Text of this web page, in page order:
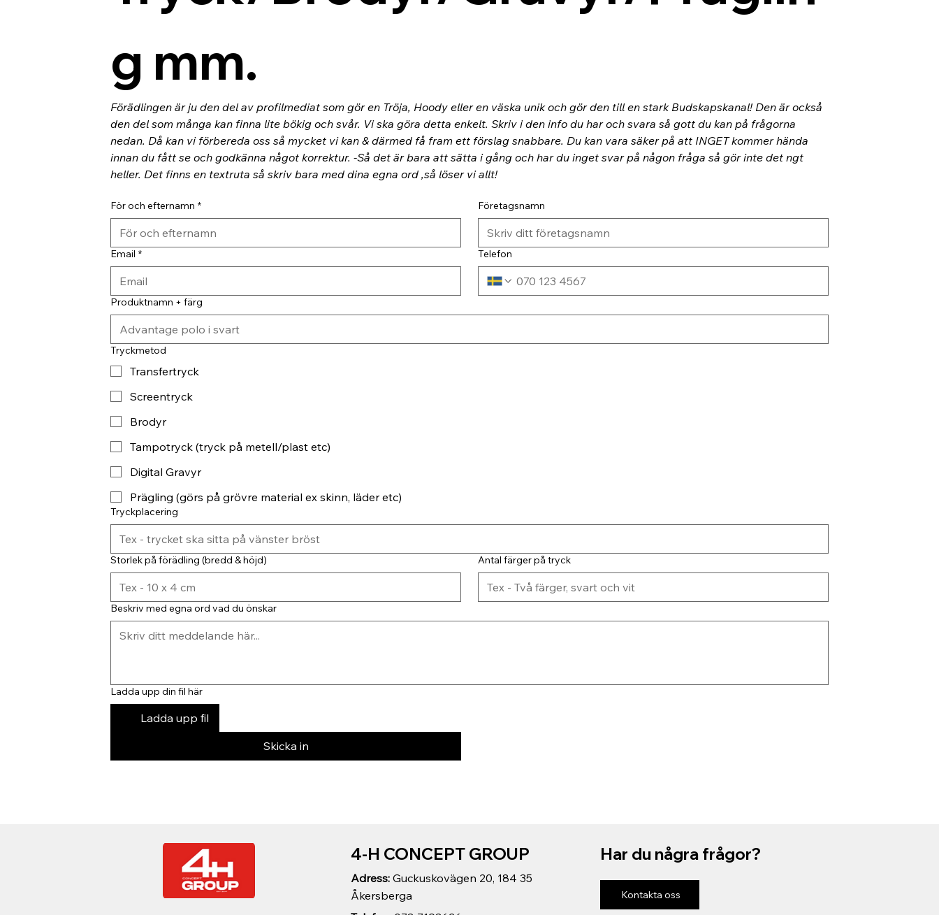
g mm.
Förädlingen är ju den del av profilmediat som gör en Tröja, Hoody eller en väska unik och gör den till en stark Budskapskanal! Den är också
den del som många kan finna lite bökig och svår. Vi ska göra detta enkelt. Skriv i den info du har och svara så gott du kan på frågorna
nedan. Då kan vi förbereda oss så mycket vi kan & därmed få fram ett förslag snabbare. Du kan vara säker på att INGET kommer hända
innan du fått se och godkänna något korrektur. -Så det är bara att sätta i gång och har du inget svar på någon fråga så gör inte det ngt
heller. Det finns en textruta så skriv bara med dina egna ord ,så löser vi allt!
För och efternamn * Företagsnamn
Email * Telefon
Produktnamn + färg
Tryckmetod
Transfertryck
Screentryck
Brodyr
Tampotryck (tryck på metell/plast etc)
Digital Gravyr
Prägling (görs på grövre material ex skinn, läder etc)
Tryckplacering
Storlek på förädling (bredd & höjd) Antal färger på tryck
Beskriv med egna ord vad du önskar
Ladda upp din fil här
Ladda upp fil
Skicka in
Adress: Guckuskovägen 20, 184 35
Åkersberga
4-H CONCEPT GROUP Har du några frågor?
Kontakta oss